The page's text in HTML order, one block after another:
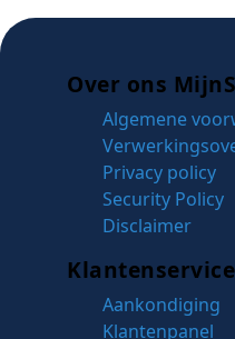
Over ons
Algemene
Privacy policy
Security Policy
Disclaimer
Klantenservice
Aankondiging
Klantenpanel